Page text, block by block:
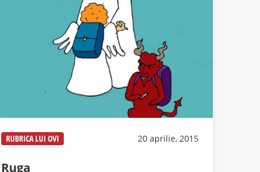
RUBRICA LUI OVI 20 aprilie, 2015
Ruga